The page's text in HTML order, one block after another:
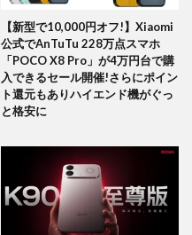
【新型で10,000円オフ!】Xiaomi
公式でAnTuTu 228万点スマホ
「POCO X8 Pro」が4万円台で購
入できるセール開催!さらにポイン
ト還元もありハイエンド機がぐっ
と格安に